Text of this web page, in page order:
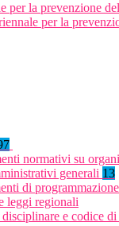
per la prevenzione
per la
normativi su
generali 13
di
leggi regionali
e codice di